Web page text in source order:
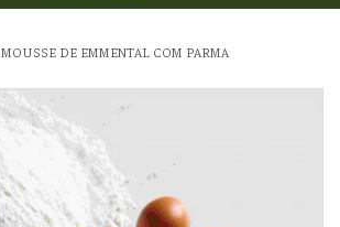
MOUSSE DE EMMENTAL COM PARMA